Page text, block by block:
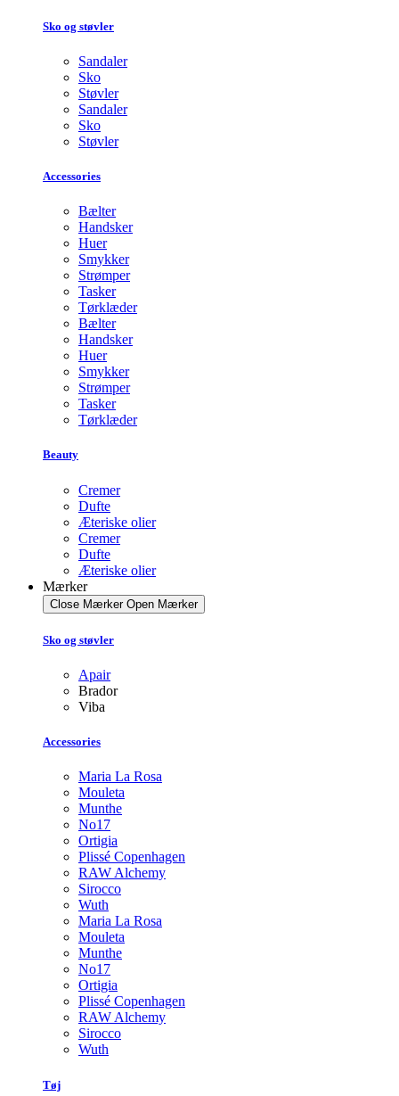
Sko og støvler
Sandaler
Sko
Støvler
Sandaler
Sko
Støvler
Accessories
Bælter
Handsker
Huer
Smykker
Strømper
Tasker
Tørklæder
Bælter
Handsker
Huer
Smykker
Strømper
Tasker
Tørklæder
Beauty
Cremer
Dufte
Æteriske olier
Cremer
Dufte
Æteriske olier
Mærker
Close Mærker Open Mærker
Sko og støvler
Apair
Brador
Viba
Accessories
Maria La Rosa
Mouleta
Munthe
No17
Ortigia
Plissé Copenhagen
RAW Alchemy
Sirocco
Wuth
Maria La Rosa
Mouleta
Munthe
No17
Ortigia
Plissé Copenhagen
RAW Alchemy
Sirocco
Wuth
Tøj